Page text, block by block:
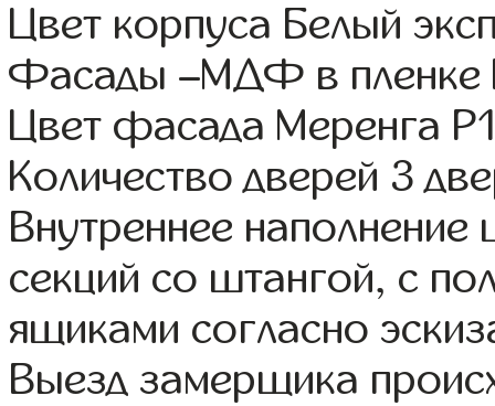
Цвет корпуса Белый
Фасады –МДФ в пленке
Цвет фасада Меренга
Количество дверей 3
Внутреннее
секций со штангой, с
ящиками согласно
Выезд замерщика